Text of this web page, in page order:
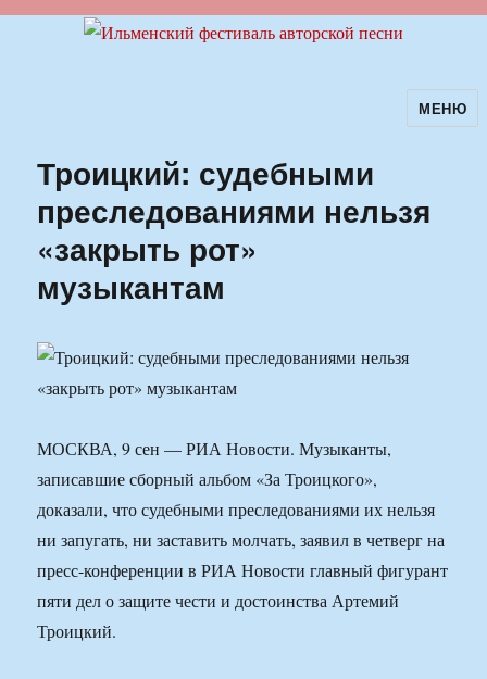
Ильменский фестиваль авторскойМЕНЮ
Троицкий: судебными
преследованиями нельзя
«закрыть рот»
музыкантам
МОСКВА, 9 сен — РИА Новости. Музыканты,
записавшие сборный альбом «За Троицкого»,
доказали, что судебными преследованиями их нельзя
ни запугать, ни заставить молчать, заявил в четверг на
пресс-конференции в РИА Новости главный фигурант
пяти дел о защите чести и достоинства Артемий
Троицкий.